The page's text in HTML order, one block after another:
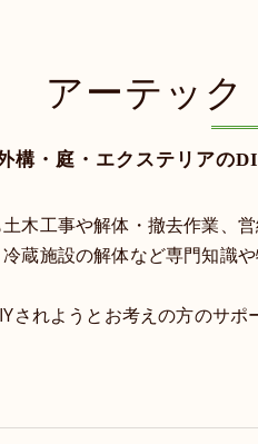
構・庭・エクステリアの
アーテック
木工事や解体・撤去作業、
蔵施設の解体など専門知識
されようとお考えの方のサ